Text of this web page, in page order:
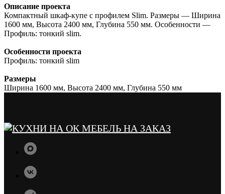
Описание проекта
Компактный шкаф-купе с профилем Slim. Размеры — Ширина
1600 мм, Высота 2400 мм, Глубина 550 мм. Особенности —
Профиль: тонкий slim.
Особенности проекта
Профиль: тонкий slim
Размеры
Ширина 1600 мм, Высота 2400 мм, Глубина 550 мм